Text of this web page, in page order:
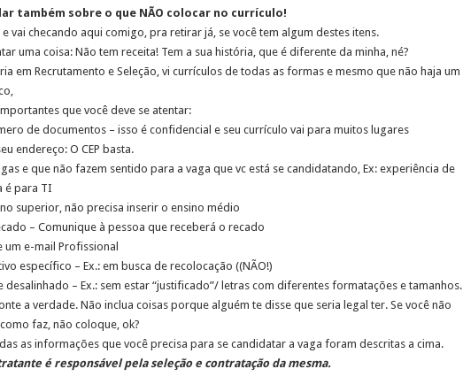
também sobre o que NÃO colocar no currículo!
e vai checando aqui comigo, pra retirar já, se você tem algum destes itens.
uma coisa: Não tem receita! Tem a sua história, que é diferente da minha, né?
em Recrutamento e Seleção, vi currículos de todas as formas e mesmo que não haja um
que você deve se atentar:
de documentos – isso é confidencial e seu currículo vai para muitos lugares
endereço: O CEP basta.
e que não fazem sentido para a vaga que vc está se candidatando, Ex: experiência de
é para TI
superior, não precisa inserir o ensino médio
– Comunique à pessoa que receberá o recado
um e-mail Profissional
específico – Ex.: em busca de recolocação ((NÃO!)
desalinhado – Ex.: sem estar “justificado”/ letras com diferentes formatações e tamanhos.
a verdade. Não inclua coisas porque alguém te disse que seria legal ter. Se você não
faz, não coloque, ok?
as informações que você precisa para se candidatar a vaga foram descritas a cima.
é responsável pela seleção e contratação da mesma.